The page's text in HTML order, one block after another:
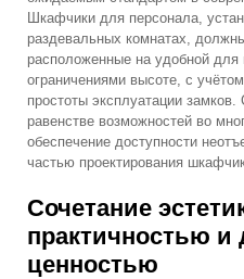
Шкафчики для персонала,
раздевальных комнатах,
расположенные на удобной
ограничениями высоте, с
простоты эксплуатации
равенстве возможностей во
обеспечение доступности
частью проектирования
Сочетание
практичностью и
ценностью